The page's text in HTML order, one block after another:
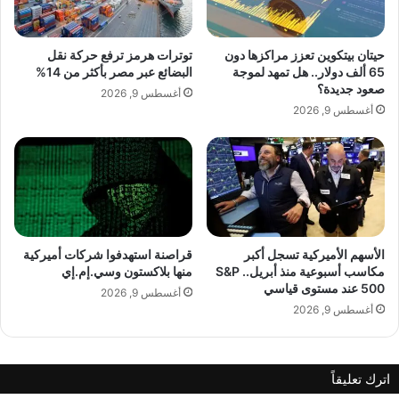
إ
س
ا
ي
ف
ي
و
ن
ط
ن
ل
ى
س
ت
و
ف
ي
أ
و
ع
م
ع
ا
ع
ا
حيتان بيتكوين تعزز مراكزها دون
65 ألف دولار.. هل تمهد لموجة
صعود جديدة؟
أغسطس 9, 2026
توترات هرمز ترفع حركة نقل
البضائع عبر مصر بأكثر من 14%
أغسطس 9, 2026
الأسهم الأميركية تسجل أكبر
مكاسب أسبوعية منذ أبريل.. S&P
500 عند مستوى قياسي
أغسطس 9, 2026
قراصنة استهدفوا شركات أميركية
منها بلاكستون وسي.إم.إي
أغسطس 9, 2026
اترك تعليقاً